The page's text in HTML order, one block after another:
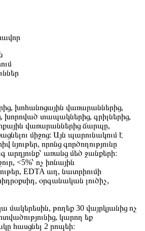
խոհանոցային վառարաններից,
տապակներից, գրիլներից,
վառարաններից ճարպը,
միջոց: Այն պարունակում է
որոնց գործողությունը
առանց մեծ ջանքերի։
<5%՝ ոչ իոնային
EDTA աղ, նատրիումի
օրգանական լուծիչ,
թողեք 30 վայրկյանից ոչ
կարող եք
հասցնել 2 րոպեի։